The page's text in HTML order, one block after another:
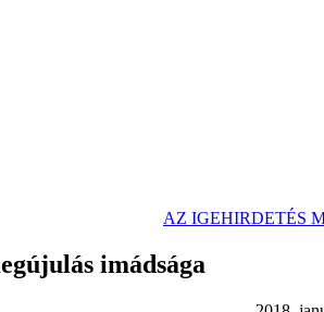
AZ IGEHIRDETÉS
imádsága